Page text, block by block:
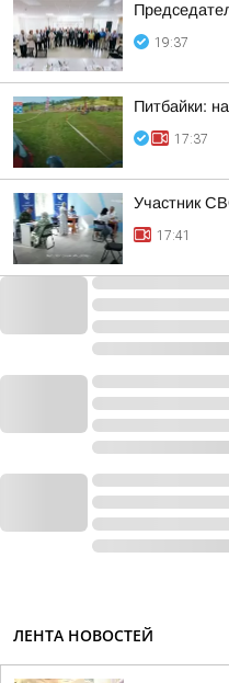
19:37
Питбайки:
17:37
Участник
17:41
ЛЕНТА НОВОСТЕЙ